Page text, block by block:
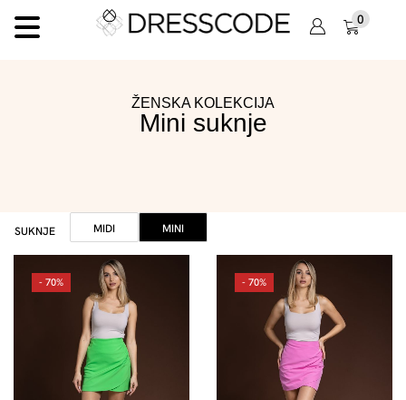
0
ŽENSKA KOLEKCIJA
Mini suknje
SUKNJE MIDI MINI
- 70% - 70%